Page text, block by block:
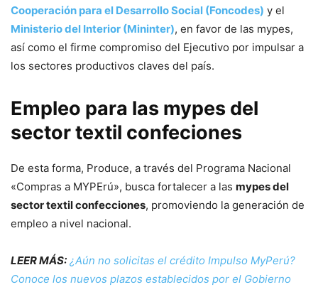
Cooperación para el Desarrollo Social (Foncodes) y el
Ministerio del Interior (Mininter), en favor de las mypes,
así como el firme compromiso del Ejecutivo por impulsar a
los sectores productivos claves del país.
Empleo para las mypes del
sector textil confeciones
De esta forma, Produce, a través del Programa Nacional
«Compras a MYPErú», busca fortalecer a las mypes del
sector textil confecciones, promoviendo la generación de
empleo a nivel nacional.
LEER MÁS: ¿Aún no solicitas el crédito Impulso MyPerú?
Conoce los nuevos plazos establecidos por el Gobierno